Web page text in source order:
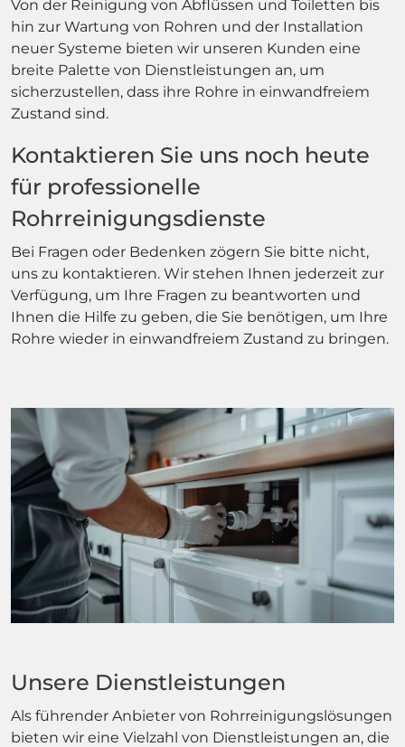
Von der Reinigung von Abflüssen und Toiletten bis
hin zur Wartung von Rohren und der Installation
neuer Systeme bieten wir unseren Kunden eine
breite Palette von Dienstleistungen an, um
sicherzustellen, dass ihre Rohre in einwandfreiem
Zustand sind.
Kontaktieren Sie uns noch heute
für professionelle
Rohrreinigungsdienste
Bei Fragen oder Bedenken zögern Sie bitte nicht,
uns zu kontaktieren. Wir stehen Ihnen jederzeit zur
Verfügung, um Ihre Fragen zu beantworten und
Ihnen die Hilfe zu geben, die Sie benötigen, um Ihre
Rohre wieder in einwandfreiem Zustand zu bringen.
Unsere Dienstleistungen
Als führender Anbieter von Rohrreinigungslösungen
bieten wir eine Vielzahl von Dienstleistungen an, die